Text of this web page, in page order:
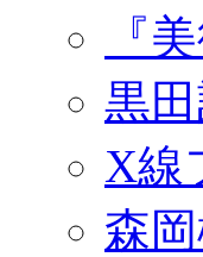
『
黒
X線
森